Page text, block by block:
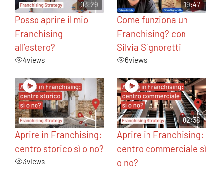
03:29
Posso aprire il mio
Franchising
all’estero?
4views
19:47
Come funziona un
Franchising? con
Silvia Signoretti
6views
Aprire in Franchising:
centro storico sì o no?
3views
02:38
Aprire in Franchising:
centro commerciale sì
o no?